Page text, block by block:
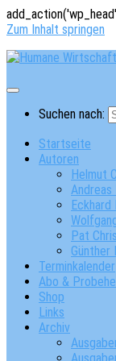
Zum Inhalt springen
Suchen nach:
Startseite
Autoren
Helmut
Andreas
Eckhard
Pat
Günther
Terminkalender
Abo &
Shop
Links
Archiv